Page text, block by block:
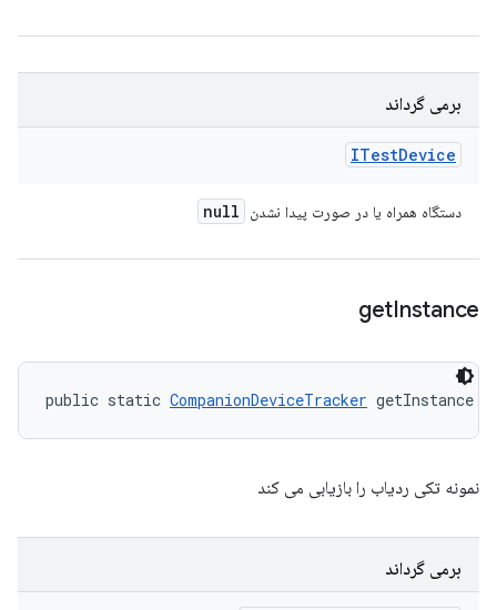
برمی گرداند
ITestDevice
دستگاه همراه یا در صورت پیدا نشدن null
getInstance
public static CompanionDeviceTracker getInstance
نمونه تکی ردیاب را بازیابی می کند
برمی گرداند